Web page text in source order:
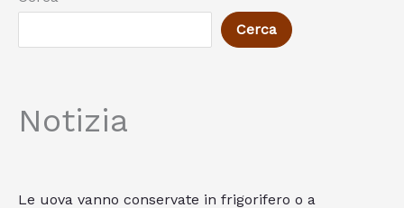
Cerca
Notizia
Le uova vanno conservate in frigorifero o a